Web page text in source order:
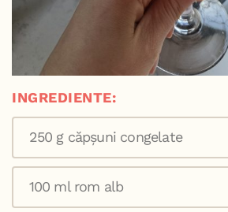
INGREDIENTE:
250 g căpșuni congelate
100 ml rom alb